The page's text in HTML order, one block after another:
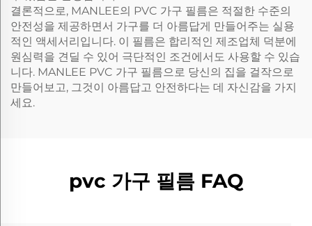
결론적으로, MANLEE의 PVC 가구 필름은 적절한 수준의
안전성을 제공하면서 가구를 더 아름답게 만들어주는 실용
적인 액세서리입니다. 이 필름은 합리적인 제조업체 덕분에
원심력을 견딜 수 있어 극단적인 조건에서도 사용할 수 있습
니다. MANLEE PVC 가구 필름으로 당신의 집을 걸작으로
만들어보고, 그것이 아름답고 안전하다는 데 자신감을 가지
세요.
pvc 가구 필름 FAQ